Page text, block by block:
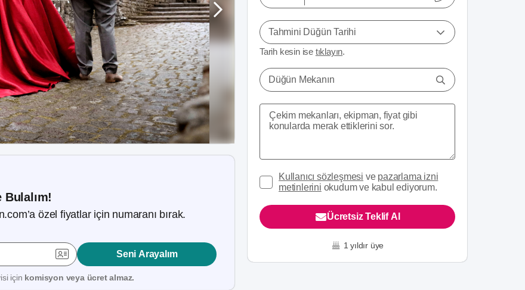
Bulalım!
özel fiyatlar için numaranı bırak.
Seni Arayalım
için komisyon veya ücret almaz.
Tahmini Düğün Tarihi
Tarih kesin ise tıklayın.
Düğün Mekanın
Kullanıcı sözleşmesi ve pazarlama izni
metinlerini okudum ve kabul ediyorum.
Ücretsiz Teklif Al
1 yıldır üye